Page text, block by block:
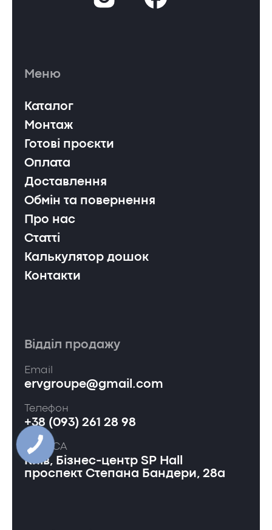
Меню
Каталог
Монтаж
Готові проєкти
Оплата
Доставлення
Обмін та повернення
Про нас
Статті
Калькулятор дошок
Контакти
Відділ продажу
Email
ervgroupe@gmail.com
Телефон
+38 (093) 261 28 98
АДРЕСА
Київ, Бізнес-центр SP Hall
проспект Степана Бандери, 28а